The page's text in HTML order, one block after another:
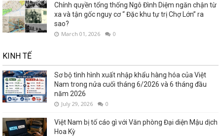
Chính quyền tổng thống Ngô Đình Diệm ngăn chận từ
xa và tận gốc nguy cơ “ Đặc khu tự trị Chợ Lớn” ra
sao?
March 01, 2026 0
KINH TẾ
Sơ bộ tình hình xuất nhập khẩu hàng hóa của Việt
Nam trong nửa cuối tháng 6/2026 và 6 tháng đầu
năm 2026
July 29, 2026 0
Việt Nam bị tố cáo gì với Văn phòng Đại diện Mậu dịch
Hoa Kỳ